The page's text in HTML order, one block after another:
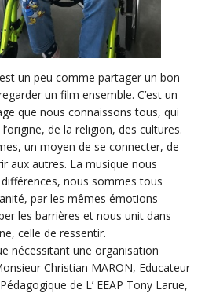
un peu comme partager un bon
un film ensemble. C’est un
que nous connaissons tous, qui
de la religion, des cultures.
un moyen de se connecter, de
aux autres. La musique nous
nous sommes tous
par les mêmes émotions
les barrières et nous unit dans
celle de ressentir.
nécessitant une organisation
Christian MARON, Educateur
de L’ EEAP Tony Larue,